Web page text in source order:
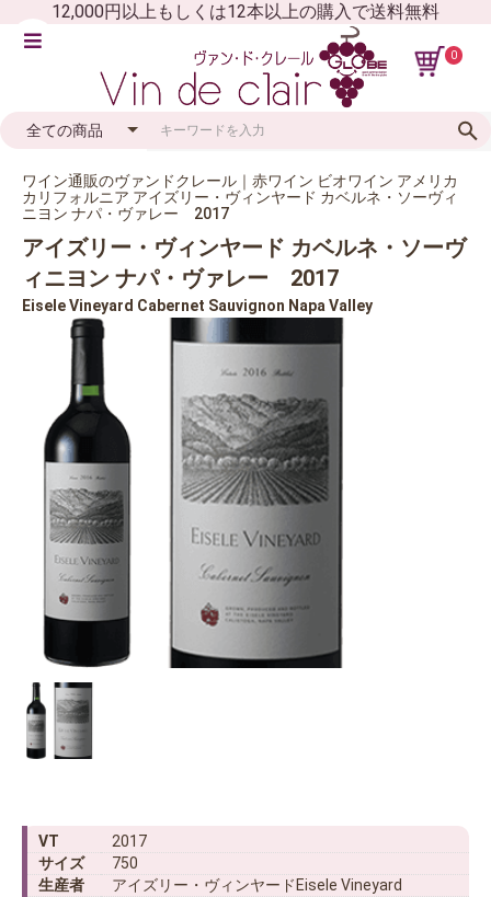
12,000円以上もしくは12本以上の購入で送料無料
0
ワイン通販のヴァンドクレール｜赤ワイン ビオワイン アメリカ
カリフォルニア アイズリー・ヴィンヤード カベルネ・ソーヴィ
ニヨン ナパ・ヴァレー 2017
アイズリー・ヴィンヤード カベルネ・ソーヴ
ィニヨン ナパ・ヴァレー 2017
Eisele Vineyard Cabernet Sauvignon Napa Valley
VT
2017
サイズ
750
生産者
アイズリー・ヴィンヤードEisele Vineyard